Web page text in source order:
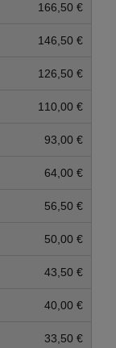
166,50 €
146,50 €
126,50 €
110,00 €
93,00 €
64,00 €
56,50 €
50,00 €
43,50 €
40,00 €
33,50 €